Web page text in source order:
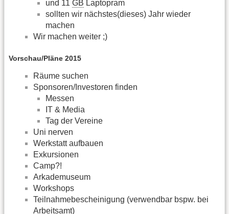
und 11 GB Laptopram
sollten wir nächstes(dieses) Jahr wieder
machen
Wir machen weiter ;)
Vorschau/Pläne 2015
Räume suchen
Sponsoren/Investoren finden
Messen
IT & Media
Tag der Vereine
Uni nerven
Werkstatt aufbauen
Exkursionen
Camp?!
Arkademuseum
Workshops
Teilnahmebescheinigung (verwendbar bspw. bei
Arbeitsamt)